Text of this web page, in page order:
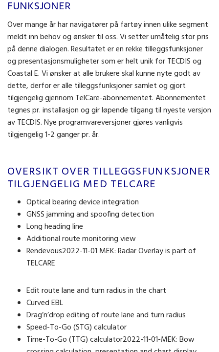
FUNKSJONER
Over mange år har navigatører på fartøy innen ulike segment
meldt inn behov og ønsker til oss. Vi setter umåtelig stor pris
på denne dialogen. Resultatet er en rekke tilleggsfunksjoner
og presentasjonsmuligheter som er helt unik for TECDIS og
Coastal E. Vi ønsker at alle brukere skal kunne nyte godt av
dette, derfor er alle tilleggsfunksjoner samlet og gjort
tilgjengelig gjennom TelCare-abonnementet. Abonnementet
tegnes pr. installasjon og gir løpende tilgang til nyeste versjon
av TECDIS. Nye programvareversjoner gjøres vanligvis
tilgjengelig 1-2 ganger pr. år.
OVERSIKT OVER TILLEGGSFUNKSJONER
TILGJENGELIG MED TELCARE
Optical bearing device integration
GNSS jamming and spoofing detection
Long heading line
Additional route monitoring view
Rendevous2022-11-01 MEK: Radar Overlay is part of
TELCARE
Edit route lane and turn radius in the chart
Curved EBL
Drag’n’drop editing of route lane and turn radius
Speed-To-Go (STG) calculator
Time-To-Go (TTG) calculator2022-11-01-MEK: Bow